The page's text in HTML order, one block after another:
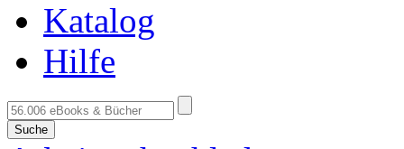
Katalog
Hilfe
Suche